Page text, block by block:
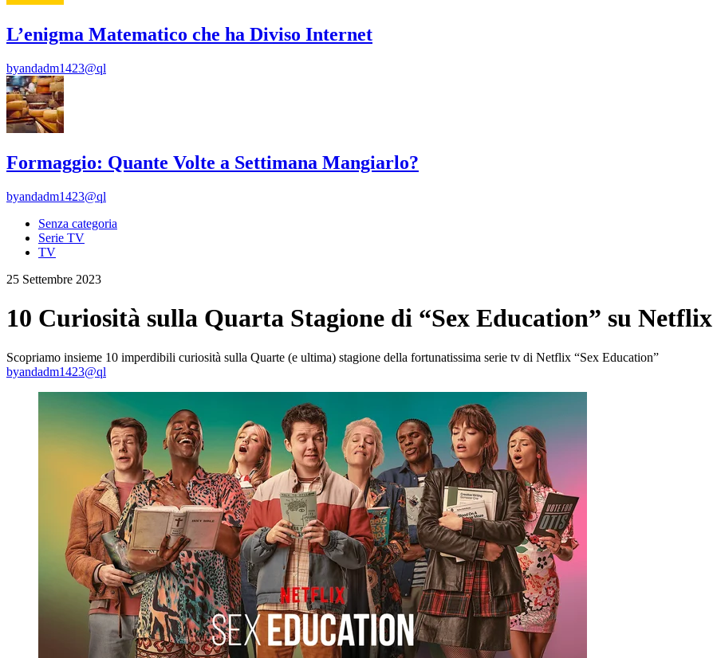
L’enigma Matematico che ha Diviso Internet
byandadm1423@ql
Formaggio: Quante Volte a Settimana Mangiarlo?
byandadm1423@ql
Senza categoria
Serie TV
TV
25 Settembre 2023
10 Curiosità sulla Quarta Stagione di “Sex Education” su Netflix
Scopriamo insieme 10 imperdibili curiosità sulla Quarte (e ultima) stagione della fortunatissima serie tv di Netflix “Sex Education”
byandadm1423@ql